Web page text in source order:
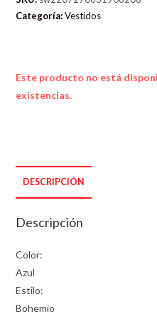
Categoría:Vestidos
Este producto no está
existencias.
DESCRIPCIÓN
Descripción
Color:
Azul
Estilo:
Bohemio